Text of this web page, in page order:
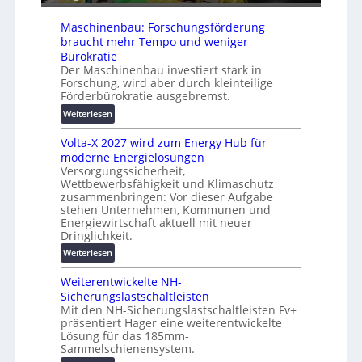
s
i
e
r
u
n
g
s
l
ö
s
u
n
g
e
n
e
r
ä
t
e
s
c
h
u
t
z
u
n
d
d
i
g
i
t
l
e
T
r
a
Maschinenbau: Forschungsförderung
braucht mehr Tempo und weniger
Bürokratie
Der Maschinenbau investiert stark in
Forschung, wird aber durch kleinteilige
Förderbürokratie ausgebremst.
Weiterlesen:
M
a
s
c
h
i
n
e
n
b
u
:
F
o
r
Volta-X 2027 wird zum Energy Hub für
moderne Energielösungen
Versorgungssicherheit,
Wettbewerbsfähigkeit und Klimaschutz
zusammenbringen: Vor dieser Aufgabe
stehen Unternehmen, Kommunen und
Energiewirtschaft aktuell mit neuer
Dringlichkeit.
Weiterlesen:
V
o
l
t
a
-
X
Weiterentwickelte NH-
Sicherungslastschaltleisten
Mit den NH-Sicherungslastschaltleisten Fv+
präsentiert Hager eine weiterentwickelte
Lösung für das 185mm-
Sammelschienensystem.